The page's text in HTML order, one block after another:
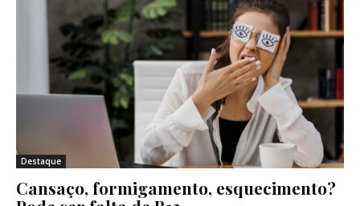
Destaque
Cansaço, formigamento, esquecimento?